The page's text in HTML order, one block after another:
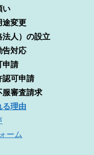
い
途変更
人）の設立
告対応
申請
認可申請
服審査請求
る理由
ーム